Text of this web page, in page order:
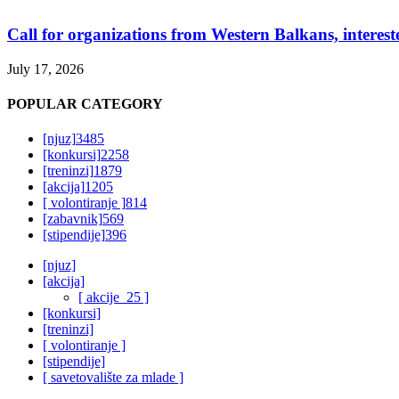
Call for organizations from Western Balkans,
July 17, 2026
POPULAR CATEGORY
[njuz]3485
[konkursi]2258
[treninzi]1879
[akcija]1205
[ volontiranje ]814
[zabavnik]569
[stipendije]396
[njuz]
[akcija]
[ akcije_25 ]
[konkursi]
[treninzi]
[ volontiranje ]
[stipendije]
[ savetovalište za mlade ]